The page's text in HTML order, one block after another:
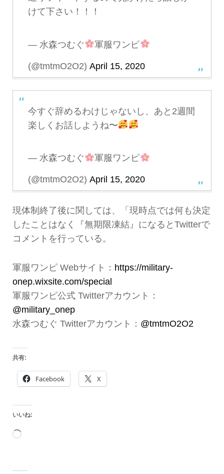
けて下さい！！！
— 水森つむぐ 軍服ワンピ
(@tmtmO2O2) April 15, 2020
今すぐ辞めるわけじゃないし、あと2週間
楽しくお話しようね〜
— 水森つむぐ 軍服ワンピ
(@tmtmO2O2) April 15, 2020
現体制終了後に関しては、「現時点では何も決定
したことはなく『無期限凍結』になるとTwitterで
コメントを行っている。
軍服ワンピ Webサイト： https://military-
onep.wixsite.com/special
軍服ワンピ公式 Twitterアカウント：
@military_onep
水森つむぐ Twitterアカウント： @tmtmO2O2
共有:
Facebook X
いいね:
読